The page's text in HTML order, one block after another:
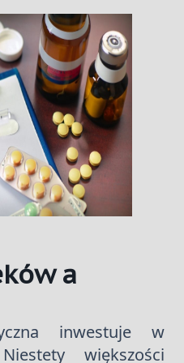
a
inwestuje w
większości